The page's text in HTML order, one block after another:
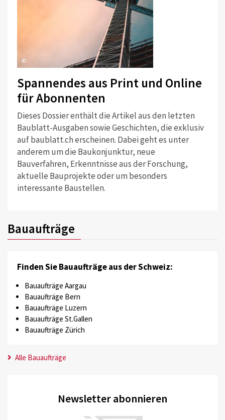
©
Spannendes aus Print und Online
für Abonnenten
Dieses Dossier enthält die Artikel aus den letzten
Baublatt-Ausgaben sowie Geschichten, die exklusiv
auf baublatt.ch erscheinen. Dabei geht es unter
anderem um die Baukonjunktur, neue
Bauverfahren, Erkenntnisse aus der Forschung,
aktuelle Bauprojekte oder um besonders
interessante Baustellen.
Bauaufträge
Finden Sie Bauaufträge aus der Schweiz:
Bauaufträge Aargau
Bauaufträge Bern
Bauaufträge Luzern
Bauaufträge St.Gallen
Bauaufträge Zürich
Alle Bauaufträge
Newsletter abonnieren